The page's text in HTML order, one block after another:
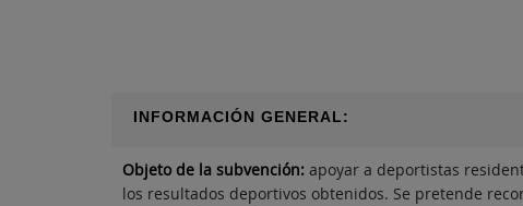
INFORMACIÓN GENERAL:
Objeto de la subvención: apoyar a deportistas
los resultados deportivos obtenidos. Se pretende